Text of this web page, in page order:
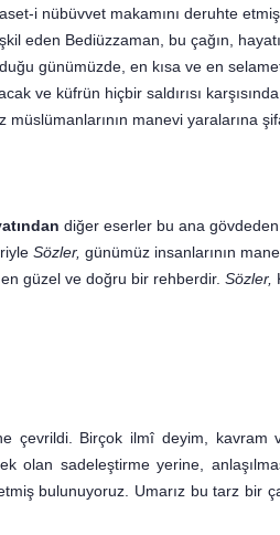
i nübüvvet makamını deruhte
eden Bediüzzaman, bu çağın,
günümüzde, en kı­sa ve en
ve küfrün hiçbir saldırısı
manevi yaralarına
diğer eserler bu ana
Sözler, günümüz insanlarının
güzel ve doğru bir rehberdir. Sözler,
çevrildi. Birçok ilmî deyim, kavram
olan sadeleştirme yerine,
bulunuyoruz. Umarız bu tarz bir